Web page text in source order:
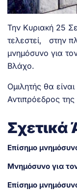
Την Κυριακή 25
τελεστεί, στην
μνημόσυνο για
Βλάχο.
Ομιλητής θα
Αντιπρόεδρος
Σχετικά
Επίσημο
Μνημόσυνο για
Επίσημο